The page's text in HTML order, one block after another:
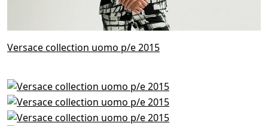
Versace collection uomo p/e 2015